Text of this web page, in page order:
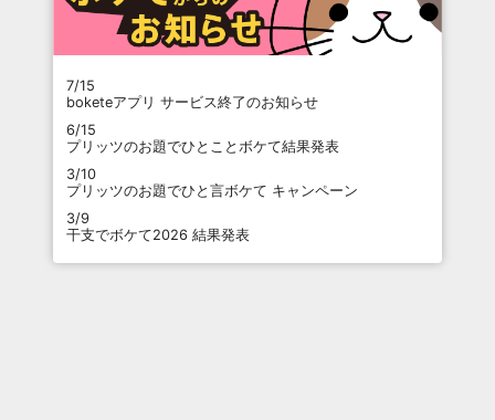
7/15
boketeアプリ サービス終了のお知らせ
6/15
プリッツのお題でひとことボケて結果発表
3/10
プリッツのお題でひと言ボケて キャンペーン
3/9
干支でボケて2026 結果発表